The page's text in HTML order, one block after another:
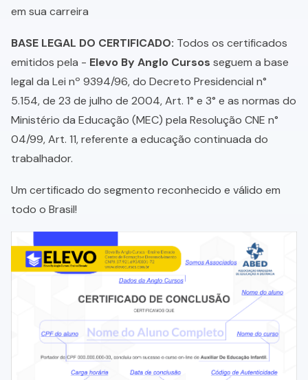
em sua carreira
BASE LEGAL DO CERTIFICADO: Todos os certificados
emitidos pela - Elevo By Anglo Cursos seguem a base
legal da Lei nº 9394/96, do Decreto Presidencial n°
5.154, de 23 de julho de 2004, Art. 1° e 3° e as normas do
Ministério da Educação (MEC) pela Resolução CNE n°
04/99, Art. 11, referente a educação continuada do
trabalhador.
Um certificado do segmento reconhecido e válido em
todo o Brasil!